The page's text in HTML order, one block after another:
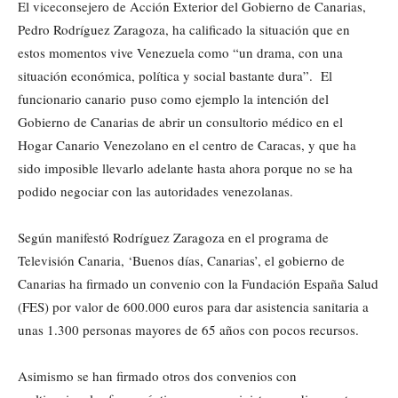
El viceconsejero de Acción Exterior del Gobierno de Canarias,
Pedro Rodríguez Zaragoza, ha calificado la situación que en
estos momentos vive Venezuela como “un drama, con una
situación económica, política y social bastante dura”. El
funcionario canario puso como ejemplo la intención del
Gobierno de Canarias de abrir un consultorio médico en el
Hogar Canario Venezolano en el centro de Caracas, y que ha
sido imposible llevarlo adelante hasta ahora porque no se ha
podido negociar con las autoridades venezolanas.
Según manifestó Rodríguez Zaragoza en el programa de
Televisión Canaria, ‘Buenos días, Canarias’, el gobierno de
Canarias ha firmado un convenio con la Fundación España Salud
(FES) por valor de 600.000 euros para dar asistencia sanitaria a
unas 1.300 personas mayores de 65 años con pocos recursos.
Asimismo se han firmado otros dos convenios con